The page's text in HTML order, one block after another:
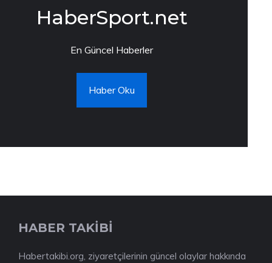
HaberSport.net
En Güncel Haberler
Haber Oku
HABER TAKİBİ
Habertakibi.org, ziyaretçilerinin güncel olaylar hakkında